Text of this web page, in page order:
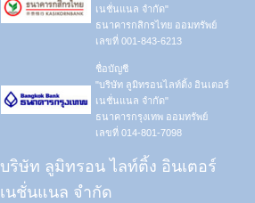
เนชั่นแนล จำกัด"
ธนาคารกสิกรไทย ออมทรัพย์
เลขที่ 001-843-6213
ชื่อบัญชี
"บริษัท ลูมิทรอนไลท์ติ้ง อินเตอร์
เนชั่นแนล จำกัด"
ธนาคารกรุงเทพ ออมทรัพย์
เลขที่ 014-801-7098
บริษัท ลูมิทรอน ไลท์ติ้ง อินเตอร์
เนชั่นแนล จำกัด